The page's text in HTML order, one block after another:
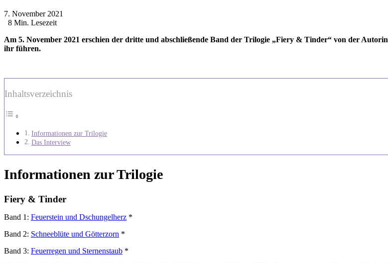
7. November 2021
8 Min. Lesezeit
Am 5. November 2021 erschien der dritte und abschließende Band der Trilogie „Fiery & Tinder“ von der Autorin
ihr führen.
Inhaltsverzeichnis
Informationen zur Trilogie
Das Interview
Informationen zur Trilogie
Fiery & Tinder
Band 1: Feuerstein und Dschungelherz *
Band 2: Schneeblüte und Götterzorn *
Band 3: Feuerregen und Sternenstaub *